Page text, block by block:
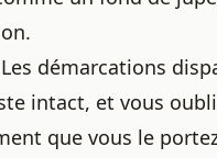
démarcations
intact, et vous
que vous le